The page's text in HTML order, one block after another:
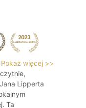
Pokaż więcej >>
Lipperta
Ta